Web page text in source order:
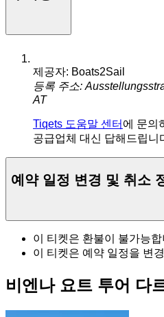
제공자: Boats2Sail
등록 주소:
AT
Tiqets 도움말 센터 에 문의
공급업체 대신 답해드립니
예약 일정 변경 및 취소
이 티켓은 환불이 불가능합
이 티켓은 예약 일정을 변
비엔나 요트 투어 다